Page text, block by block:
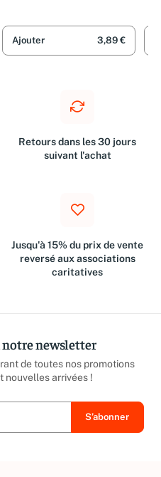
Ajouter 3,89 €
Retours dans les 30 jours
suivant l'achat
Jusqu'à 15% du prix de vente
reversé aux associations
caritatives
newsletter
de toutes nos promotions
nouvelles arrivées !